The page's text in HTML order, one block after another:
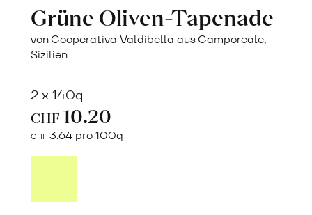
Grüne Oliven-Tapenade
von Cooperativa Valdibella aus Camporeale,
Sizilien
2 x 140g
CHF 10.20
CHF 3.64 pro 100g